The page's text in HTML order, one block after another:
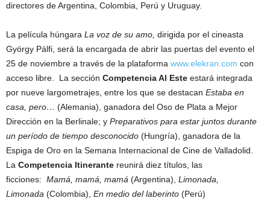
directores de Argentina, Colombia, Perú y Uruguay.
La película húngara La voz de su amo, dirigida por el cineasta
György Pálfi, será la encargada de abrir las puertas del evento el
25 de noviembre a través de la plataforma www.elekran.com con
acceso libre. La sección Competencia Al Este estará integrada
por nueve largometrajes, entre los que se destacan Estaba en
casa, pero… (Alemania), ganadora del Oso de Plata a Mejor
Dirección en la Berlinale; y Preparativos para estar juntos durante
un período de tiempo desconocido (Hungría), ganadora de la
Espiga de Oro en la Semana Internacional de Cine de Valladolid.
La Competencia Itinerante reunirá diez títulos, las
ficciones: Mamá, mamá, mamá (Argentina), Limonada,
Limonada (Colombia), En medio del laberinto (Perú)